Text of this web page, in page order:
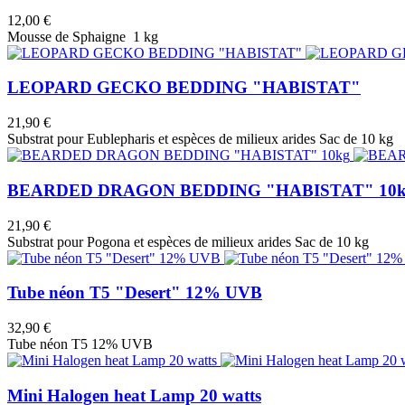
12,00 €
Mousse de Sphaigne 1 kg
LEOPARD GECKO BEDDING "HABISTAT"
21,90 €
Substrat pour Eublepharis et espèces de milieux arides Sac de 10 kg
BEARDED DRAGON BEDDING "HABISTAT"
21,90 €
Substrat pour Pogona et espèces de milieux arides Sac de 10 kg
Tube néon T5 "Desert" 12% UVB
32,90 €
Tube néon T5 12% UVB
Mini Halogen heat Lamp 20 watts